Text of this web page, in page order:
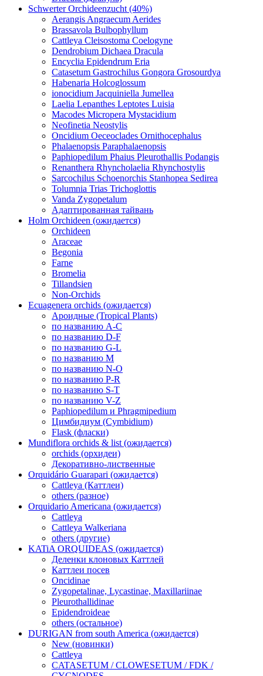
Schwerter Orchideenzucht (40%)
Aerangis Angraecum Aerides
Brassavola Bulbophyllum
Cattleya Cleisostoma Coelogyne
Dendrobium Dichaea Dracula
Encyclia Epidendrum Eria
Catasetum Gastrochilus Gongora Grosourdya
Habenaria Holcoglossum
ionocidium Jacquiniella Jumellea
Laelia Lepanthes Leptotes Luisia
Macodes Micropera Mystacidium
Neofinetia Neostylis
Oncidium Oeceoclades Ornithocephalus
Phalaenopsis Paraphalaenopsis
Paphiopedilum Phaius Pleurothallis Podangis
Renanthera Rhyncholaelia Rhynchostylis
Sarcochilus Schoenorchis Stanhopea Sedirea
Tolumnia Trias Trichoglottis
Vanda Zygopetalum
Адаптированная тайвань
Holm Orchideen (ожидается)
Orchideen
Araceae
Begonia
Farne
Bromelia
Tillandsien
Non-Orchids
Ecuagenera orchids (ожидается)
Ароидные (Tropical Plants)
по названию A-C
по названию D-F
по названию G-L
по названию M
по названию N-O
по названию P-R
по названию S-T
по названию V-Z
Paphiopedilum и Phragmipedium
Цимбидиум (Cymbidium)
Flask (фласки)
Mundiflora orchids & list (ожидается)
orchids (орхидеи)
Декоративно-лиственные
Orquidário Guarapari (ожидается)
Cattleya (Каттлеи)
others (разное)
Orquidario Americana (ожидается)
Cattleya
Cattleya Walkeriana
others (другие)
KATiA ORQUIDEAS (ожидается)
Деленки клоновых Каттлей
Каттлеи посев
Oncidinae
Zygopetalinae, Lycastinae, Maxillariinae
Pleurothallidinae
Epidendroideae
others (остальное)
DURIGAN from south America (ожидается)
New (новинки)
Cattleya
CATASETUM / CLOWESETUM / FDK /